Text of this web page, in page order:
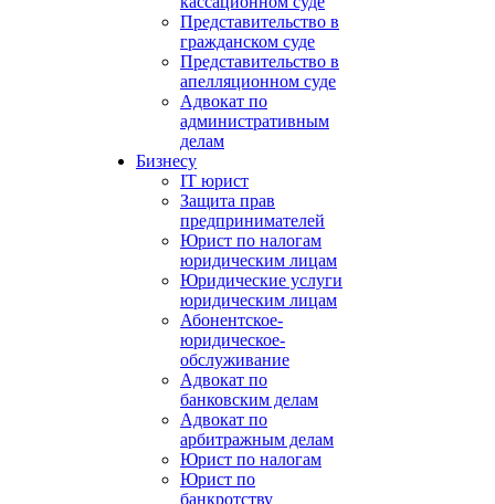
Представительство в
гражданском суде
Представительство в
апелляционном суде
Адвокат по
административным
делам
Бизнесу
IT юрист
Защита прав
предпринимателей
Юрист по налогам
юридическим лицам
Юридические услуги
юридическим лицам
Абонентское-
юридическое-
обслуживание
Адвокат по
банковским делам
Адвокат по
арбитражным делам
Юрист по налогам
Юрист по
банкротству